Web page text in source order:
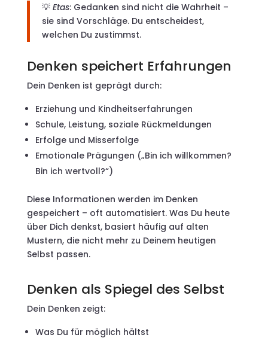
💡 Etas: Gedanken sind nicht die Wahrheit –
sie sind Vorschläge. Du entscheidest,
welchen Du zustimmst.
Denken speichert Erfahrungen
Dein Denken ist geprägt durch:
Erziehung und Kindheitserfahrungen
Schule, Leistung, soziale Rückmeldungen
Erfolge und Misserfolge
Emotionale Prägungen („Bin ich willkommen?
Bin ich wertvoll?“)
Diese Informationen werden im Denken
gespeichert – oft automatisiert. Was Du heute
über Dich denkst, basiert häufig auf alten
Mustern, die nicht mehr zu Deinem heutigen
Selbst passen.
Denken als Spiegel des Selbst
Dein Denken zeigt:
Was Du für möglich hältst